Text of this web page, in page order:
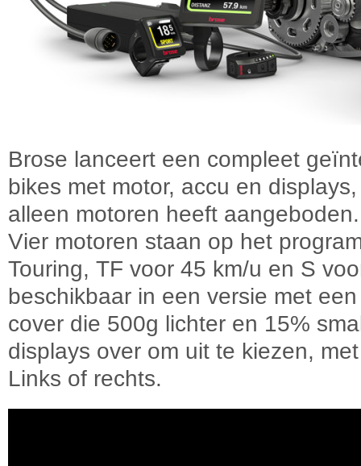
Brose lanceert een compleet
bikes met motor, accu en
alleen motoren heeft aangeboden.
Vier motoren staan op het
Touring, TF voor 45 km/u en S
beschikbaar in een versie met
cover die 500g lichter en 15%
displays over om uit te kiezen,
Links of rechts.